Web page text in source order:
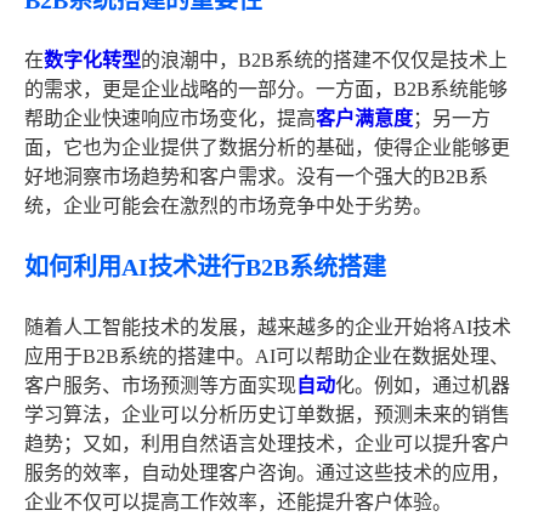
在数字化转型的浪潮中，B2B系统的搭建不仅仅是技术上
的需求，更是企业战略的一部分。一方面，B2B系统能够
帮助企业快速响应市场变化，提高客户满意度；另一方
面，它也为企业提供了数据分析的基础，使得企业能够更
好地洞察市场趋势和客户需求。没有一个强大的B2B系
统，企业可能会在激烈的市场竞争中处于劣势。
如何利用AI技术进行B2B系统搭建
随着人工智能技术的发展，越来越多的企业开始将AI技术
应用于B2B系统的搭建中。AI可以帮助企业在数据处理、
客户服务、市场预测等方面实现自动化。例如，通过机器
学习算法，企业可以分析历史订单数据，预测未来的销售
趋势；又如，利用自然语言处理技术，企业可以提升客户
服务的效率，自动处理客户咨询。通过这些技术的应用，
企业不仅可以提高工作效率，还能提升客户体验。